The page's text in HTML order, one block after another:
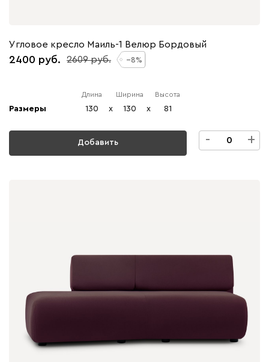
Угловое кресло Маиль-1 Велюр Бордовый
2400 2609 8
Размеры
Длина
130 x
Ширина
130 x
Высота
81
Добавить - +